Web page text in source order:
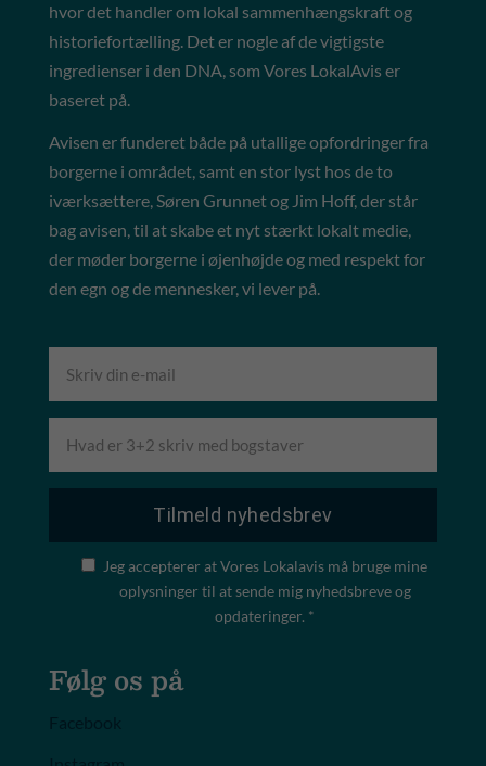
hvor det handler om lokal sammenhængskraft og
historiefortælling. Det er nogle af de vigtigste
ingredienser i den DNA, som Vores LokalAvis er
baseret på.
Avisen er funderet både på utallige opfordringer fra
borgerne i området, samt en stor lyst hos de to
iværksættere, Søren Grunnet og Jim Hoff, der står
bag avisen, til at skabe et nyt stærkt lokalt medie,
der møder borgerne i øjenhøjde og med respekt for
den egn og de mennesker, vi lever på.
Jeg accepterer at Vores Lokalavis må bruge mine
oplysninger til at sende mig nyhedsbreve og
opdateringer. *
Følg os på